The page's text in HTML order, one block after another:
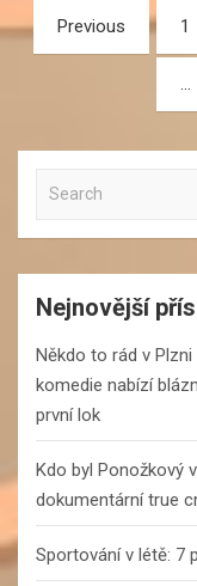
Navigace
pro
Previous 1
…
a
r
c
Nejnovější
Někdo to rád v
komedie nabízí
první lok
Kdo byl Ponožkový
dokumentární true
Sportování v létě: 7